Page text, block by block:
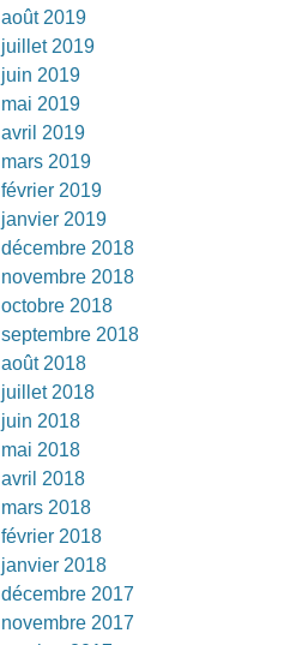
août 2019
juillet 2019
juin 2019
mai 2019
avril 2019
mars 2019
février 2019
janvier 2019
décembre 2018
novembre 2018
octobre 2018
septembre 2018
août 2018
juillet 2018
juin 2018
mai 2018
avril 2018
mars 2018
février 2018
janvier 2018
décembre 2017
novembre 2017